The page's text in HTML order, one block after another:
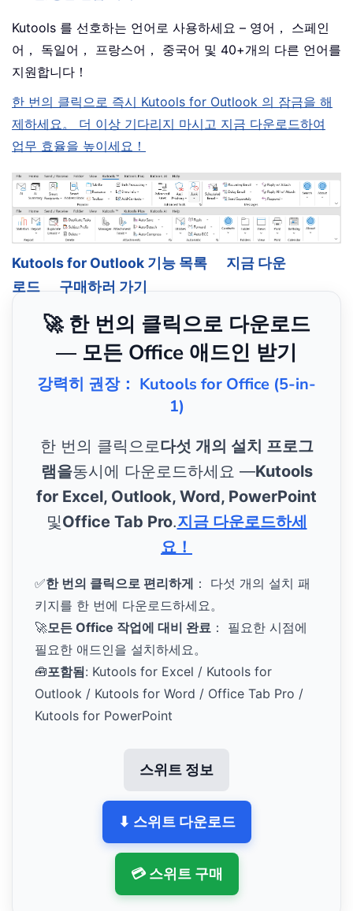
Kutools 를 선호하는 언어로 사용하세요 – 영어， 스페인
어， 독일어， 프랑스어， 중국어 및 40+개의 다른 언어를
지원합니다！
한 번의 클릭으로 즉시 Kutools for Outlook 의 잠금을 해
제하세요。 더 이상 기다리지 마시고 지금 다운로드하여
업무 효율을 높이세요！
Kutools for Outlook 기능 목록
지금 다운
로드
구매하러 가기
🚀 한 번의 클릭으로 다운로드
— 모든 Office 애드인 받기
강력히 권장： Kutools for Office (5-in-
1)
한 번의 클릭으로다섯 개의 설치 프로그
램을동시에 다운로드하세요 —Kutools
for Excel, Outlook, Word, PowerPoint
및Office Tab Pro.지금 다운로드하세
요！
✅한 번의 클릭으로 편리하게 ： 다섯 개의 설치 패
키지를 한 번에 다운로드하세요。
🚀모든 Office 작업에 대비 완료 ： 필요한 시점에
필요한 애드인을 설치하세요。
🧰포함됨: Kutools for Excel / Kutools for
Outlook / Kutools for Word / Office Tab Pro /
Kutools for PowerPoint
스위트 정보
⬇ 스위트 다운로드
💳 스위트 구매